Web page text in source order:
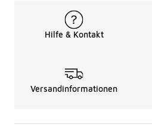
Hilfe & Kontakt
Versandinformationen